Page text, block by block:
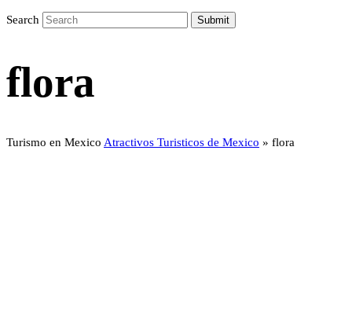
Search Submit
flora
Turismo en Mexico Atractivos Turisticos de Mexico » flora